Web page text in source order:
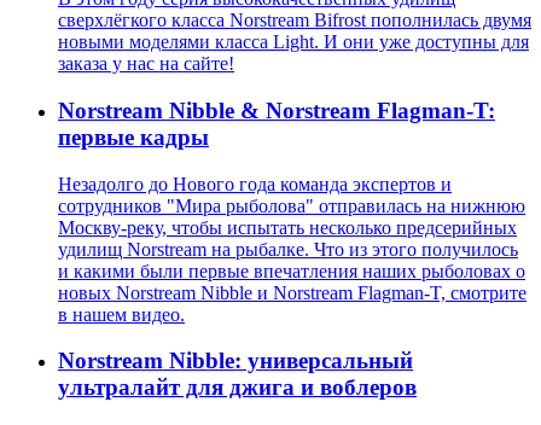
сверхлёгкого класса Norstream Bifrost пополнилась двумя
новыми моделями класса Light. И они уже доступны для
заказа у нас на сайте!
Norstream Nibble & Norstream Flagman-T:
первые кадры
Незадолго до Нового года команда экспертов и
сотрудников "Мира рыболова" отправилась на нижнюю
Москву-реку, чтобы испытать несколько предсерийных
удилищ Norstream на рыбалке. Что из этого получилось
и какими были первые впечатления наших рыболовах о
новых Norstream Nibble и Norstream Flagman-T, смотрите
в нашем видео.
Norstream Nibble: универсальный
ультралайт для джига и воблеров